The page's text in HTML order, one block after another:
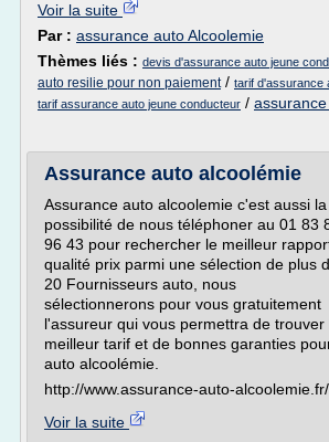
Voir la suite
Par : assurance auto Alcoolemie
Thèmes liés : devis d'assurance auto jeune
auto resilie pour non paiement/ tarif d'assurance
tarif assurance auto jeune conducteur /
Assurance auto alcoolémie
Assurance auto alcoolemie c'est aussi la
possibilité de nous téléphoner au 01 83
96 43 pour rechercher le meilleur
qualité prix parmi une sélection de plus
20 Fournisseurs auto, nous
sélectionnerons pour vous gratuitement
l'assureur qui vous permettra de trouver
meilleur tarif et de bonnes garanties
auto alcoolémie.
http://www.assurance-auto-alcoolemie.fr/
Voir la suite